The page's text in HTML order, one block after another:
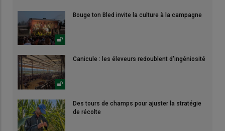
Bouge ton Bled invite la culture à la campagne
Canicule : les éleveurs redoublent d'ingéniosité
Des tours de champs pour ajuster la stratégie
de récolte